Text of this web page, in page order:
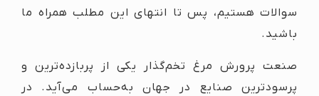
سوالات هستیم، پس تا انتهای این مطلب همراه ما
باشید.
صنعت پرورش مرغ تخم‌گذار یکی از پربازده‌ترین و
پرسودترین صنایع در جهان به‌حساب می‌آید. در